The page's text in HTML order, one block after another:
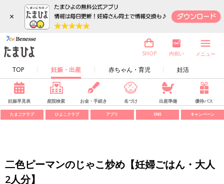
×
TOP 妊娠・出産 赤ちゃん・育児 妊活
SHOP 内祝い メニュー
妊娠早見表 産院検索 お金・手続き 名づけ 出産準備 優待パス
たまごクラブ ひよこクラブ アプリ SNS キャンペーン
二色ピーマンのじゃこ炒め【妊婦ごはん・大人
2人分】